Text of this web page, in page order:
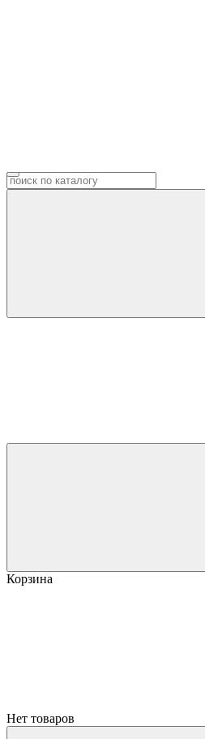
Корзина
Нет товаров